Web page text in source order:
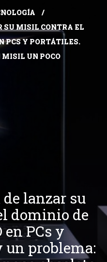
MISIL CONTRA EL
PCS Y PORTÁTILES.
MISIL UN POCO
lanzar su
dominio de
PCs y
problema: